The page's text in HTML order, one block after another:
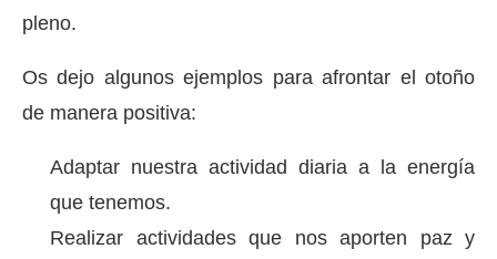
pleno.
Os dejo algunos ejemplos para afrontar el otoño
de manera positiva:
Adaptar nuestra actividad diaria a la energía
que tenemos.
Realizar actividades que nos aporten paz y